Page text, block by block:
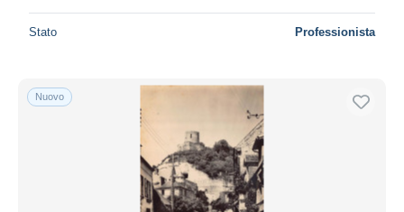
Stato Professionista
Nuovo